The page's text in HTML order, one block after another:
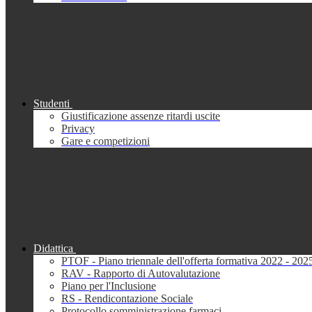
Studenti
Giustificazione assenze ritardi uscite
Privacy
Gare e competizioni
Didattica
PTOF - Piano triennale dell'offerta formativa 2022 -
RAV - Rapporto di Autovalutazione
Piano per l'Inclusione
RS - Rendicontazione Sociale